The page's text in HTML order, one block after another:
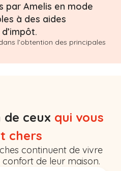
par Amelis en mode
à des aides
l’obtention des principales
de ceux qui vous
chers
continuent de vivre
de leur maison.